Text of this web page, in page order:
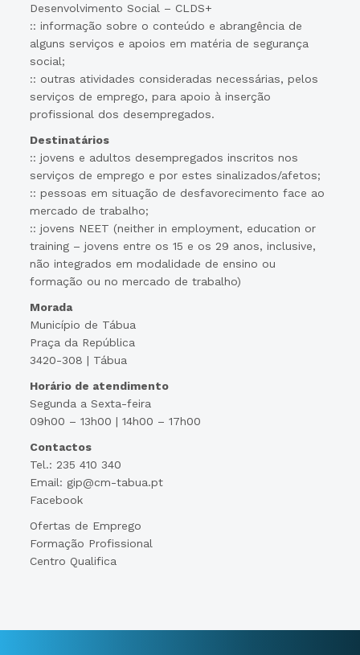
Desenvolvimento Social – CLDS+
:: informação sobre o conteúdo e abrangência de
alguns serviços e apoios em matéria de segurança
social;
:: outras atividades consideradas necessárias, pelos
serviços de emprego, para apoio à inserção
profissional dos desempregados.
Destinatários
:: jovens e adultos desempregados inscritos nos
serviços de emprego e por estes sinalizados/afetos;
:: pessoas em situação de desfavorecimento face ao
mercado de trabalho;
:: jovens NEET (neither in employment, education or
training – jovens entre os 15 e os 29 anos, inclusive,
não integrados em modalidade de ensino ou
formação ou no mercado de trabalho)
Morada
Município de Tábua
Praça da República
3420-308 | Tábua
Horário de atendimento
Segunda a Sexta-feira
09h00 – 13h00 | 14h00 – 17h00
Contactos
Tel.: 235 410 340
Email: gip@cm-tabua.pt
Facebook
Ofertas de Emprego
Formação Profissional
Centro Qualifica